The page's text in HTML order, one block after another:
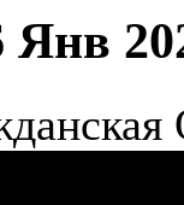
Янв